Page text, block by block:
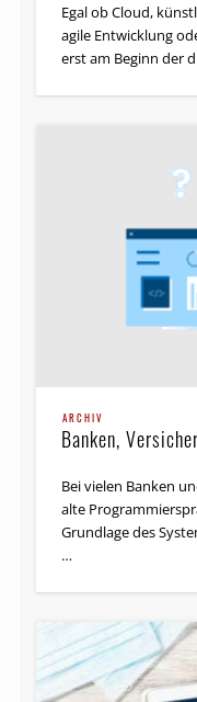
Egal ob Cloud,
agile Entwicklung
erst am Beginn der
ARCHIV
Banken,
Bei vielen Banken
alte
Grundlage des
…